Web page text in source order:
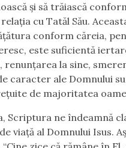
și să trăiască
cu Tatăl Său.
conform căreia,
este suficientă
renunțarea la sine,
caracter ale Domnului
de majoritatea
Scriptura ne îndeamnă
viață al Domnului Isus.